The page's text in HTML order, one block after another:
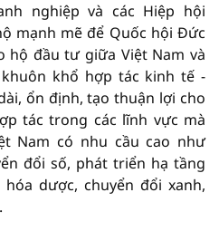
nghiệp và các Hiệp hội
mạnh mẽ để Quốc hội Đức
hộ đầu tư giữa Việt Nam và
khuôn khổ hợp tác kinh tế -
ổn định, tạo thuận lợi cho
tác trong các lĩnh vực mà
Nam có nhu cầu cao như
đổi số, phát triển hạ tầng
dược, chuyển đổi xanh,